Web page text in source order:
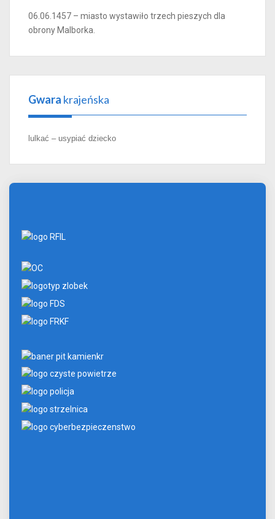
06.06.1457 – miasto wystawiło trzech pieszych dla
obrony Malborka.
Gwara krajeńska
lulkać – usypiać dziecko